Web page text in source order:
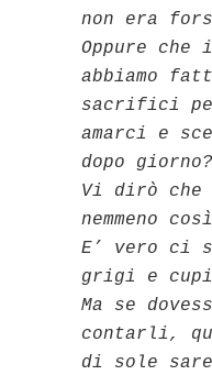
non era
Oppure
abbiamo
sacrifici
amarci e
dopo giorno?
Vi dirò che
nemmeno
E’ vero ci
grigi e
Ma se
contarli,
di sole